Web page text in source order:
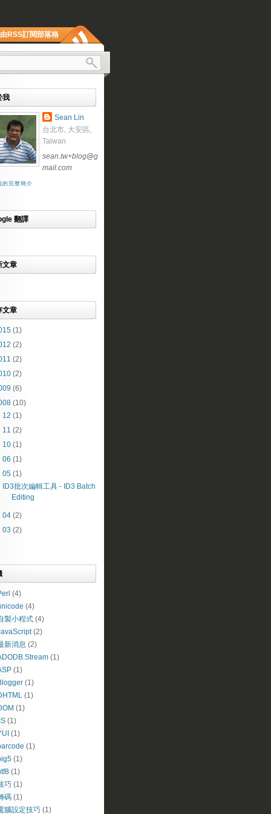
由RSS訂閱部落格
我
Sean Lin
台北市, 大安區,
Taiwan
sean.tw+blog@g
mail.com
的完整簡介
翻譯
文章
文章
(1)
(2)
(2)
(2)
(6)
(10)
12 (1)
11 (2)
10 (1)
06 (1)
05 (1)
ID3批次編輯工具 - ID3 Batch
Editing
04 (2)
03 (2)
(4)
(4)
製小程式 (4)
(2)
新消息 (2)
(1)
(1)
(1)
(1)
(1)
(1)
(1)
(1)
(1)
(1)
巧 (1)
碼 (1)
腦設定技巧 (1)